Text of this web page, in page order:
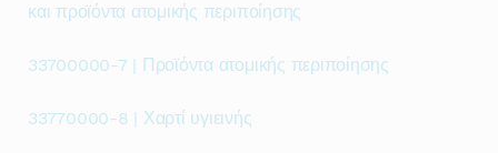
και προϊόντα ατομικής περιποίησης
33700000-7 | Προϊόντα ατομικής περιποίησης
33770000-8 | Χαρτί υγιεινής